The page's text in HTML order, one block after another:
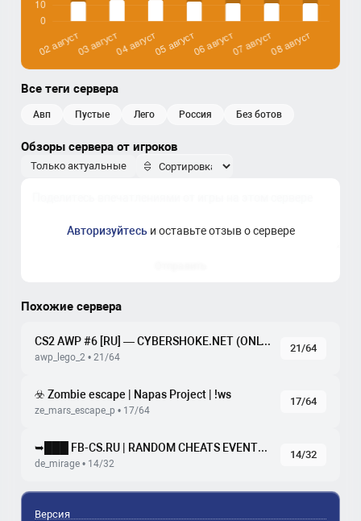
Все теги сервера
авп пустые лего россия без ботов
Обзоры сервера от игроков
Только актуальные
Авторизуйтесьи оставьте отзыв о сервере
Похожие сервера
CS2 AWP #6 [RU] — CYBERSHOKE.NET (ONLY AWP LEGO 2)
awp_lego_2 • 21/64
21/64
☣️ Zombie escape | Napas Project | !ws
ze_mars_escape_p • 17/64
17/64
➥███ FB-CS.RU | RANDOM CHEATS EVENTS MIRAGE
de_mirage • 14/32
14/32
Версия